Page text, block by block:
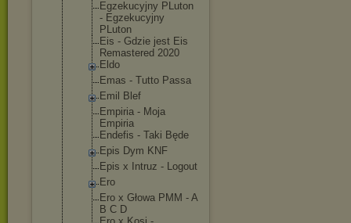
Egzekucyjny PLuton
- Egzekucyjny
PLuton
Eis - Gdzie jest Eis
Remastered 2020
Eldo
Emas - Tutto Passa
Emil Blef
Empiria - Moja
Empiria
Endefis - Taki Będe
Epis Dym KNF
Epis x Intruz - Logout
Ero
Ero x Głowa PMM - A
B C D